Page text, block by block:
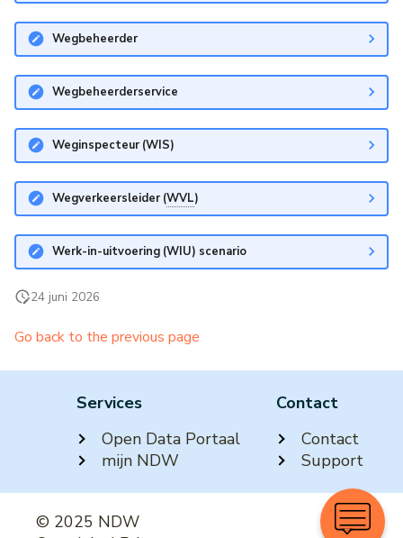
Wegbeheerder
Wegbeheerderservice
Weginspecteur (WIS)
Wegverkeersleider (WVL)
Werk-in-uitvoering (WIU) scenario
24 juni 2026
Go back to the previous page
Services
Open Data Portaal
mijn NDW
Contact
Contact
Support
© 2025 NDW